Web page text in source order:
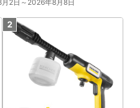
2日～2026年8月8日